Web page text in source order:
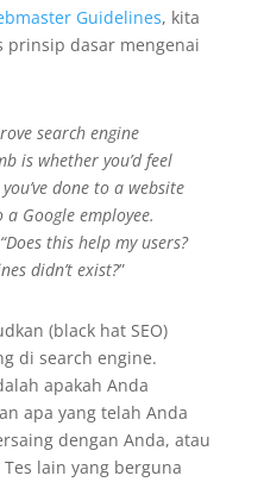
Guidelines, kita
prinsip dasar mengenai
search engine
is whether you’d feel
done to a website
Google employee.
this help my users?
didn’t exist?”
(black hat SEO)
di search engine.
apakah Anda
apa yang telah Anda
dengan Anda, atau
lain yang berguna